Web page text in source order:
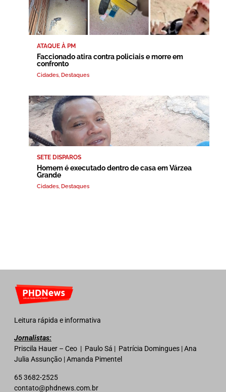
ATAQUE À PM
Faccionado atira contra policiais e morre em
confronto
Cidades, Destaques
SETE DISPAROS
Homem é executado dentro de casa em Várzea
Grande
Cidades, Destaques
Leitura rápida e informativa
Jornalistas:
Priscila Hauer – Ceo | Paulo Sá | Patrícia Domingues | Ana
Julia Assunção | Amanda Pimentel
65 3682-2525
contato@phdnews.com.br